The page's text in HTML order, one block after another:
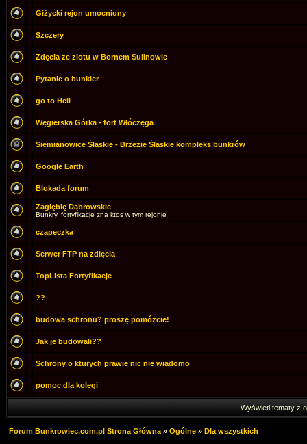
Giżycki rejon umocniony
Szczery
Zdęcia ze zlotu w Bornem Sulinowie
Pytanie o bunkier
go to Hell
Węgierska Górka - fort Włóczęga
Siemianowice Ślaskie - Brzezie Ślaskie kompleks bunkrów
Google Earth
Blokada forum
Zagłębię Dąbrowskie
Bunkry, fortyfikacje zna ktos w tym rejonie
czapeczka
Serwer FTP na zdięcia
TopLista Fortyfikacje
??
budowa schronu? proszę pomóżcie!
Jak je budowali??
Schrony o kturych prawie nic nie wiadomo
pomoc dla kolegi
Wyświetl tematy z
Forum Bunkrowiec.com.pl Strona Główna » Ogólne » Dla wszystkich